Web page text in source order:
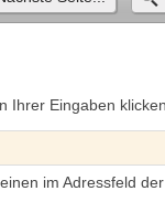
Ihrer Eingaben
im Adressfeld